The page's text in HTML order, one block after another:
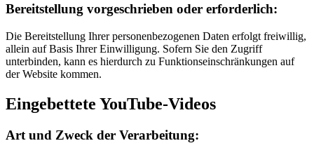
Bereitstellung vorgeschrieben oder erforderlich:
Die Bereitstellung Ihrer personenbezogenen Daten erfolgt freiwillig,
allein auf Basis Ihrer Einwilligung. Sofern Sie den Zugriff
unterbinden, kann es hierdurch zu Funktionseinschränkungen auf
der Website kommen.
Eingebettete YouTube-Videos
Art und Zweck der Verarbeitung: